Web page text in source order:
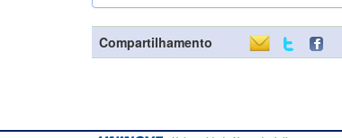
Compartilhamento